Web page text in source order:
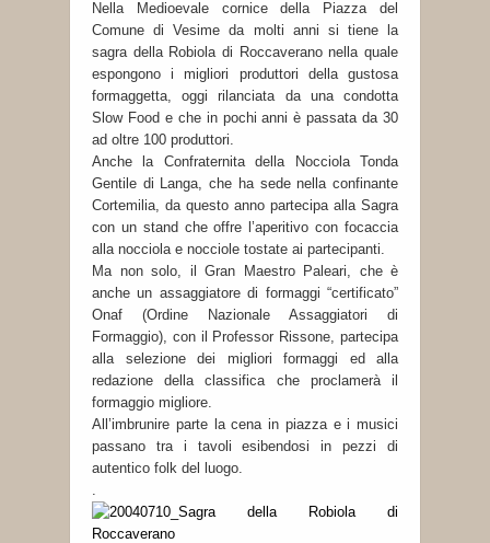
Nella Medioevale cornice della Piazza del
Comune di Vesime da molti anni si tiene la
sagra della Robiola di Roccaverano nella quale
espongono i migliori produttori della gustosa
formaggetta, oggi rilanciata da una condotta
Slow Food e che in pochi anni è passata da 30
ad oltre 100 produttori.
Anche la Confraternita della Nocciola Tonda
Gentile di Langa, che ha sede nella confinante
Cortemilia, da questo anno partecipa alla Sagra
con un stand che offre l’aperitivo con focaccia
alla nocciola e nocciole tostate ai partecipanti.
Ma non solo, il Gran Maestro Paleari, che è
anche un assaggiatore di formaggi “certificato”
Onaf (Ordine Nazionale Assaggiatori di
Formaggio), con il Professor Rissone, partecipa
alla selezione dei migliori formaggi ed alla
redazione della classifica che proclamerà il
formaggio migliore.
All’imbrunire parte la cena in piazza e i musici
passano tra i tavoli esibendosi in pezzi di
autentico folk del luogo.
.